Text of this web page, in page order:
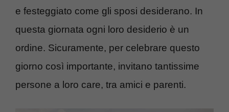
e festeggiato come gli sposi desiderano. In
questa giornata ogni loro desiderio è un
ordine. Sicuramente, per celebrare questo
giorno così importante, invitano tantissime
persone a loro care, tra amici e parenti.